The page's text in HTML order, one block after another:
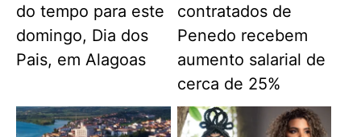
do tempo para este
domingo, Dia dos
Pais, em Alagoas
contratados de
Penedo recebem
aumento salarial de
cerca de 25%